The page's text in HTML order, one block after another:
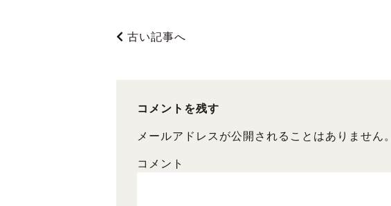
e
o
k
er
古い記事へ
コメントを残す
メールアドレスが公開されることはありません。
コメント